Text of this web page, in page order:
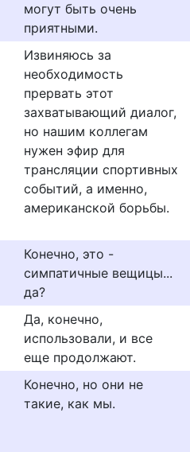
могут быть очень
приятными.
Извиняюсь за
необходимость
прервать этот
захватывающий диалог,
но нашим коллегам
нужен эфир для
трансляции спортивных
событий, а именно,
американской борьбы.
Конечно, это -
симпатичные вещицы...
да?
Да, конечно,
использовали, и все
еще продолжают.
Конечно, но они не
такие, как мы.